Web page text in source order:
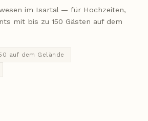
im Isartal — für Hochzeiten,
mit bis zu 150 Gästen auf dem
auf dem Gelände